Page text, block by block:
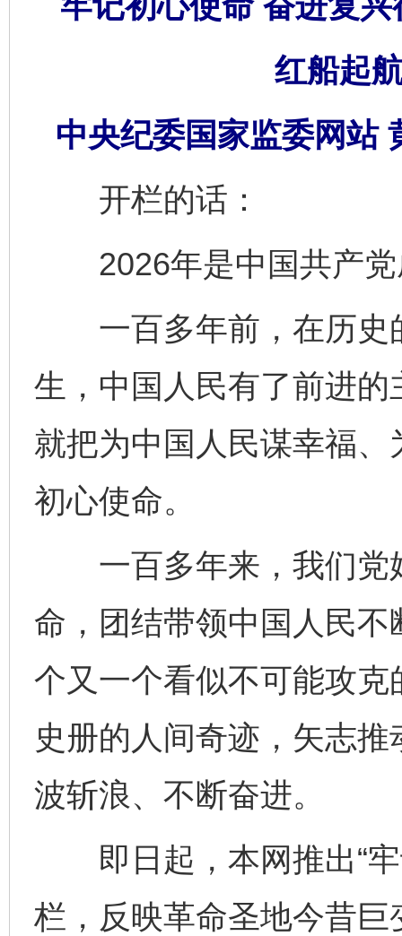
红船起
中央纪委国家监委网站
开栏的话：
2026年是中国共产党
一百多年前，在历史
生，中国人民有了前进
就把为中国人民谋幸福
初心使命。
一百多年来，我们党
命，团结带领中国人民
个又一个看似不可能攻
史册的人间奇迹，矢志
波斩浪、不断奋进。
即日起，本网推出“牢
栏，反映革命圣地今昔